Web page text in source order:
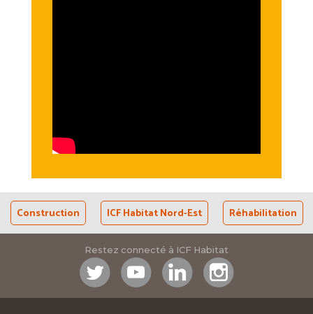
Construction ICF Habitat Nord-Est Réhabilitation
Restez connecté à ICF Habitat